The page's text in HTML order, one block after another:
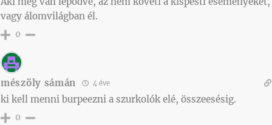
vagy álomvilágban él.
0
mészöly sámán 4 éve
ki kell menni burpeezni a szurkolók elé, összeesésig.
0